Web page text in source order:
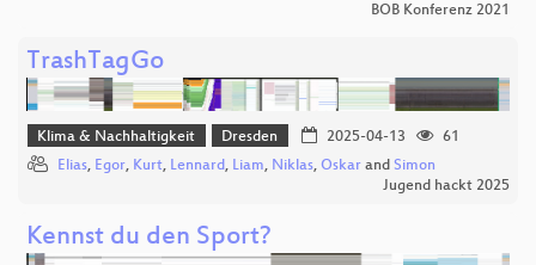
BOB Konferenz 2021
TrashTagGo
Klima & Nachhaltigkeit Dresden 2025-04-13
61
Elias, Egor, Kurt, Lennard, Liam, Niklas, Oskar and Simon
Jugend hackt 2025
Kennst du den Sport?